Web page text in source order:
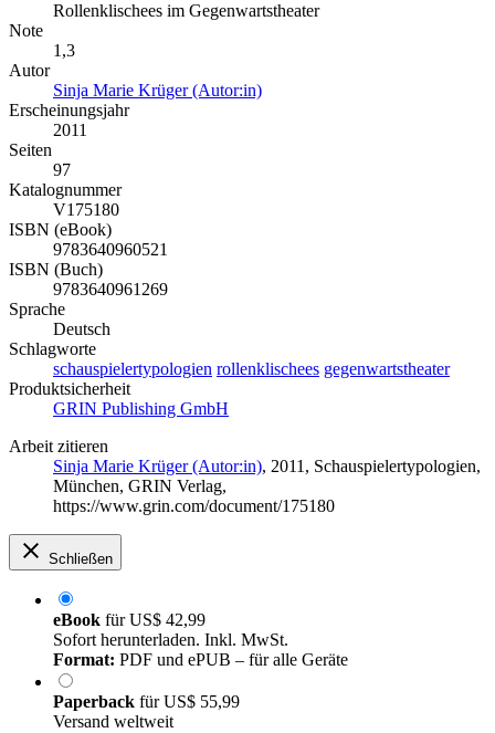
Rollenklischees im Gegenwartstheater
Note
1,3
Autor
Sinja Marie Krüger (Autor:in)
Erscheinungsjahr
2011
Seiten
97
Katalognummer
V175180
ISBN (eBook)
9783640960521
ISBN (Buch)
9783640961269
Sprache
Deutsch
Schlagworte
schauspielertypologien rollenklischees gegenwartstheater
Produktsicherheit
GRIN Publishing GmbH
Arbeit zitieren
Sinja Marie Krüger (Autor:in), 2011, Schauspielertypologien,
München, GRIN Verlag,
https://www.grin.com/document/175180
Schließen
eBook fürUS$ 42,99
Sofort herunterladen. Inkl. MwSt.
Format: PDF und ePUB – für alle Geräte
Paperback fürUS$ 55,99
Versand weltweit